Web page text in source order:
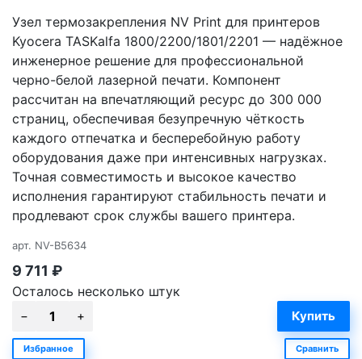
Узел термозакрепления NV Print для принтеров
Kyocera TASKalfa 1800/2200/1801/2201 — надёжное
инженерное решение для профессиональной
черно-белой лазерной печати. Компонент
рассчитан на впечатляющий ресурс до 300 000
страниц, обеспечивая безупречную чёткость
каждого отпечатка и бесперебойную работу
оборудования даже при интенсивных нагрузках.
Точная совместимость и высокое качество
исполнения гарантируют стабильность печати и
продлевают срок службы вашего принтера.
арт. NV-B5634
9 711 ₽
Осталось несколько штук
Избранное Сравнить